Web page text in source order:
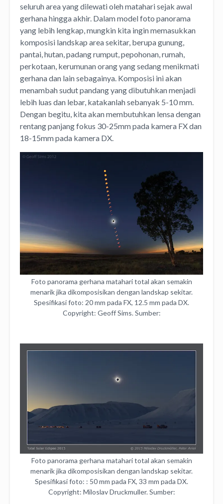
seluruh area yang dilewati oleh matahari sejak awal
gerhana hingga akhir. Dalam model foto panorama
yang lebih lengkap, mungkin kita ingin memasukkan
komposisi landskap area sekitar, berupa gunung,
pantai, hutan, padang rumput, pepohonan, rumah,
perkotaan, kerumunan orang yang sedang menikmati
gerhana dan lain sebagainya. Komposisi ini akan
menambah sudut pandang yang dibutuhkan menjadi
lebih luas dan lebar, katakanlah sebanyak 5-10 mm.
Dengan begitu, kita akan membutuhkan lensa dengan
rentang panjang fokus 30-25mm pada kamera FX dan
18-15mm pada kamera DX.
Foto panorama gerhana matahari total akan semakin
menarik jika dikomposisikan dengan landskap sekitar.
Spesifikasi foto: 20 mm pada FX, 12.5 mm pada DX.
Copyright: Geoff Sims. Sumber:
Foto panorama gerhana matahari total akan semakin
menarik jika dikomposisikan dengan landskap sekitar.
Spesifikasi foto: : 50 mm pada FX, 33 mm pada DX.
Copyright: Miloslav Druckmuller. Sumber: